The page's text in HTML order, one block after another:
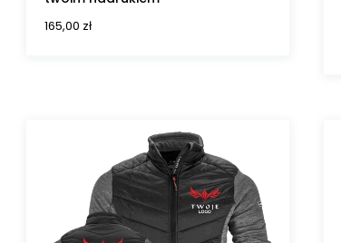
165,00 zł